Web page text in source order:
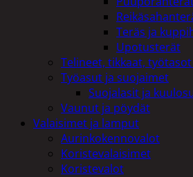
Teräs ja
Upotusterät
Telineet, tikkaat,
Työasut ja suojaimet
Suojalasit ja
Vaunut ja pöydät
Valaisimet ja lamput
Aurinkokennovalot
Koristevalaisimet
Koristevalot